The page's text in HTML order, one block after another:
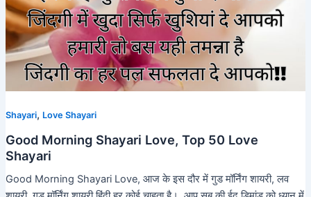
Shayari, Love Shayari
Good Morning Shayari Love, Top 50 Love
Shayari
Good Morning Shayari Love, आज के इस दौर में गुड मॉर्निंग शायरी, लव